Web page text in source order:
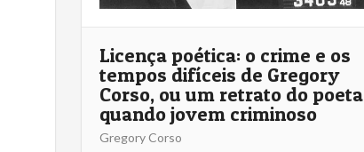
Licença poética: o crime e os
tempos difíceis de Gregory
Corso, ou um retrato do poeta
quando jovem criminoso
Gregory Corso